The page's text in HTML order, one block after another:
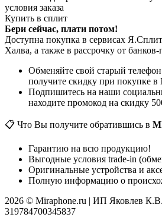
условия заказа
Купить в сплит
Бери сейчас, плати потом!
Доступна покупка в сервисах
Халва, а также в рассрочку от банков-
Обменяйте свой старый
получите скидку при покупке
Подпишитесь на наши
находите промокод на скидку
📋 Что Вы получите обратившись в
Гарантию на всю продукцию!
Выгодные условия trade-in
Оригинальные устройства и
Полную информацию о
2026 © Miraphone.ru | ИП Яковлев
319784700345837